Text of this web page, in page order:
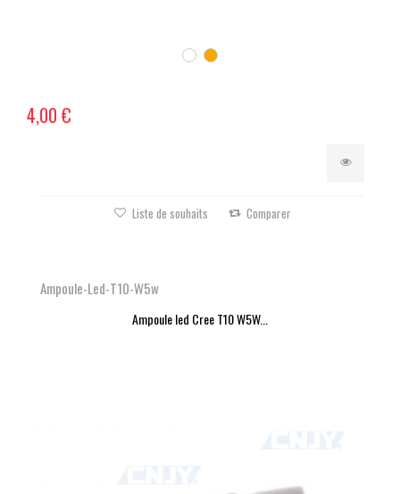
4,00 €
Liste de souhaits Comparer
Ampoule-Led-T10-W5w
Ampoule led Cree T10 W5W...